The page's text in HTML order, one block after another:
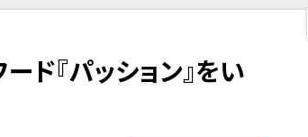
ド『パッション』をい